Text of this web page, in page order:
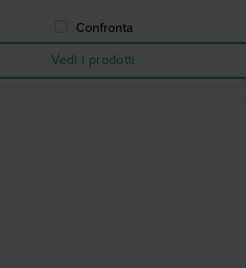
Confronta
Vedi i prodotti